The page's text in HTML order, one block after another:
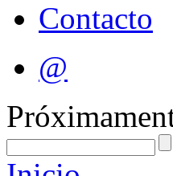
Contacto
@